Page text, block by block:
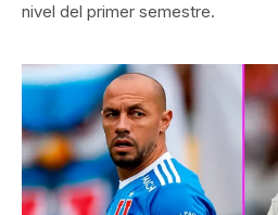
nivel del primer semestre.